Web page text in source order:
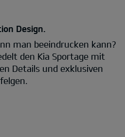
Design.
man beeindrucken kann?
den Kia Sportage mit
Details und exklusiven